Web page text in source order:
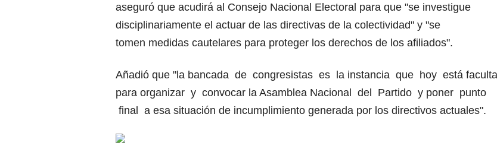
aseguró que acudirá al Consejo Nacional Electoral para que "se investigue
disciplinariamente el actuar de las directivas de la colectividad" y "se
tomen medidas cautelares para proteger los derechos de los afiliados".
Añadió que "la bancada de congresistas es la instancia que hoy está
para organizar y convocar la Asamblea Nacional del Partido y poner punto
final a esa situación de incumplimiento generada por los directivos actuales".